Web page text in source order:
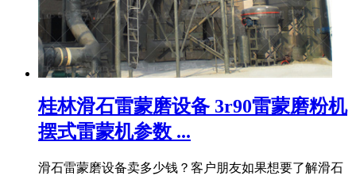
桂林滑石雷蒙磨设备 3r90雷蒙磨粉机
摆式雷蒙机参数 ...
滑石雷蒙磨设备卖多少钱？客户朋友如果想要了解滑石